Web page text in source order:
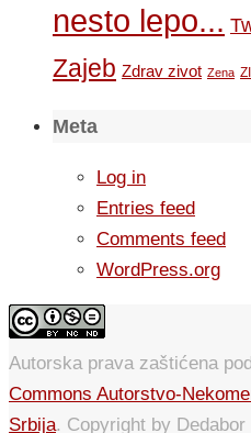
nesto lepo...
Zajeb Zdrav zivot Zena
Meta
Log in
Entries feed
Comments feed
WordPress.org
Autorska prava zaštićena
Commons Autorstvo-
Srbija. Copyright by Dedabor